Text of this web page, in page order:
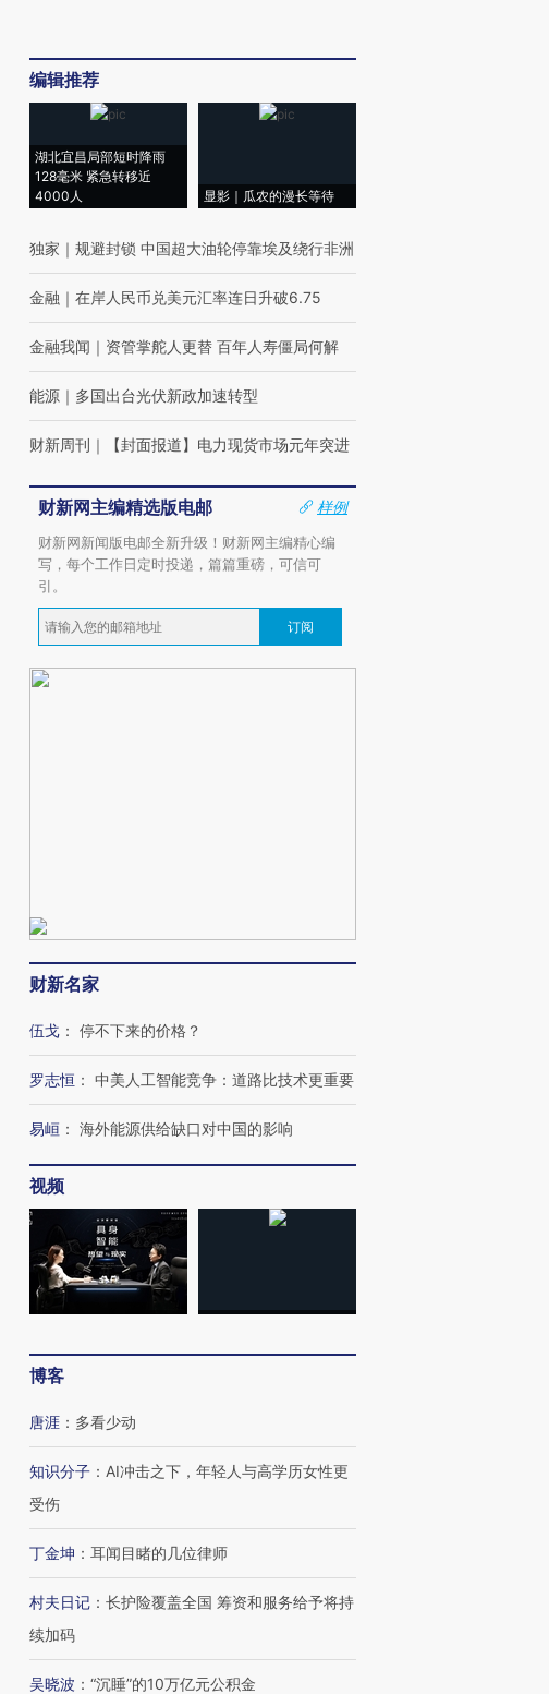
编辑推荐
湖北宜昌局部短时降雨
128毫米 紧急转移近
4000人
显影｜瓜农的漫长等待
独家 ｜ 规避封锁 中国超大油轮停靠埃及绕行非洲
金融 ｜ 在岸人民币兑美元汇率连日升破6.75
金融我闻 ｜ 资管掌舵人更替 百年人寿僵局何解
能源 ｜ 多国出台光伏新政加速转型
财新周刊 ｜ 【封面报道】电力现货市场元年突进
财新网主编精选版电邮
样例
财新网新闻版电邮全新升级！财新网主编精心编
写，每个工作日定时投递，篇篇重磅，可信可
引。
订阅
财新名家
伍戈 ： 停不下来的价格？
罗志恒 ： 中美人工智能竞争：道路比技术更重要
易峘 ： 海外能源供给缺口对中国的影响
视频
博客
唐涯 ： 多看少动
知识分子 ： AI冲击之下，年轻人与高学历女性更
受伤
丁金坤 ： 耳闻目睹的几位律师
村夫日记 ： 长护险覆盖全国 筹资和服务给予将持
续加码
吴晓波 ： “沉睡”的10万亿元公积金